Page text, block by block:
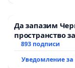
Да запазим
пространство
893 подписи
Уведомление за